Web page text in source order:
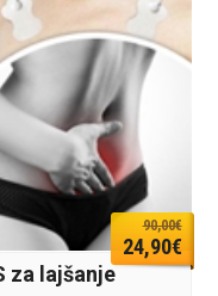
90,00€
24,90€
za lajšanje